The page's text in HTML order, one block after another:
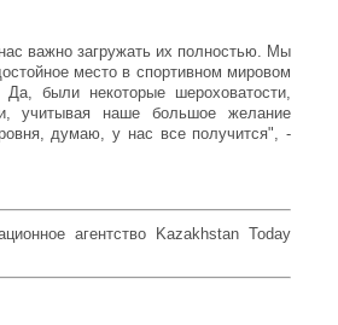
важно загружать их полностью. Мы
место в спортивном мировом
были некоторые шероховатости,
наше большое желание
думаю, у нас все получится", -
агентство Kazakhstan Today